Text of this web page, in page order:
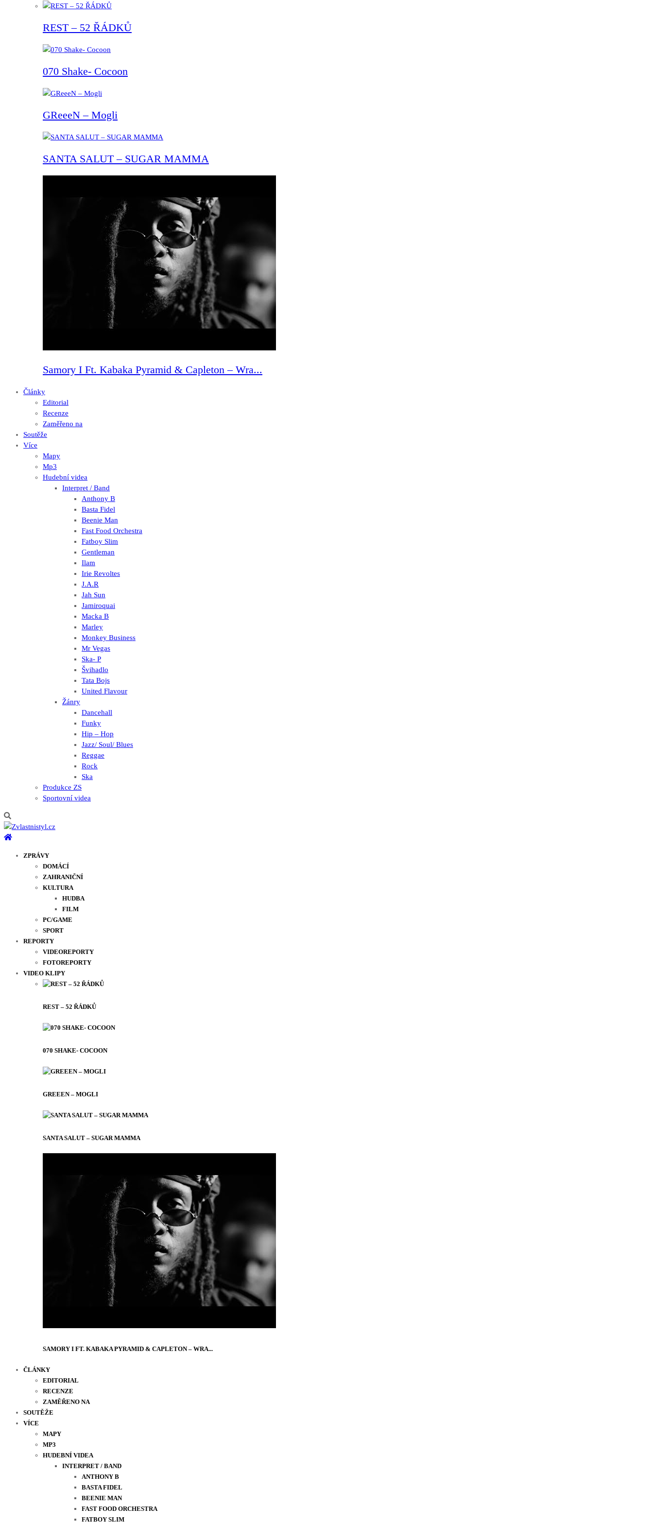
REST – 52 ŘÁDKŮ
070 Shake- Cocoon
GReeeN – Mogli
SANTA SALUT – SUGAR MAMMA
Samory I Ft. Kabaka Pyramid & Capleton – Wra...
Články
Editorial
Recenze
Zaměřeno na
Soutěže
Více
Mapy
Mp3
Hudební videa
Interpret / Band
Anthony B
Basta Fidel
Beenie Man
Fast Food Orchestra
Fatboy Slim
Gentleman
Ilam
Irie Revoltes
J.A.R
Jah Sun
Jamiroquai
Macka B
Marley
Monkey Business
Mr Vegas
Ska- P
Švihadlo
Tata Bojs
United Flavour
Žánry
Dancehall
Funky
Hip – Hop
Jazz/ Soul/ Blues
Reggae
Rock
Ska
Produkce ZS
Sportovní videa
ZPRÁVY
DOMÁCÍ
ZAHRANIČNÍ
KULTURA
HUDBA
FILM
PC/GAME
SPORT
REPORTY
VIDEOREPORTY
FOTOREPORTY
VIDEO KLIPY
REST – 52 ŘÁDKŮ
070 SHAKE- COCOON
GREEEN – MOGLI
SANTA SALUT – SUGAR MAMMA
SAMORY I FT. KABAKA PYRAMID & CAPLETON – WRA...
ČLÁNKY
EDITORIAL
RECENZE
ZAMĚŘENO NA
SOUTĚŽE
VÍCE
MAPY
MP3
HUDEBNÍ VIDEA
INTERPRET / BAND
ANTHONY B
BASTA FIDEL
BEENIE MAN
FAST FOOD ORCHESTRA
FATBOY SLIM